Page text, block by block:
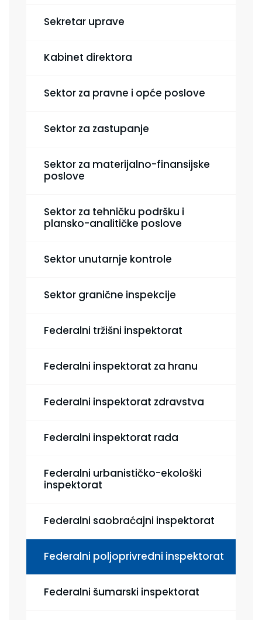
Sekretar uprave
Kabinet direktora
Sektor za pravne i opće poslove
Sektor za zastupanje
Sektor za materijalno-finansijske
poslove
Sektor za tehničku podršku i
plansko-analitičke poslove
Sektor unutarnje kontrole
Sektor granične inspekcije
Federalni tržišni inspektorat
Federalni inspektorat za hranu
Federalni inspektorat zdravstva
Federalni inspektorat rada
Federalni urbanističko-ekološki
inspektorat
Federalni saobraćajni inspektorat
Federalni poljoprivredni inspektorat
Federalni šumarski inspektorat